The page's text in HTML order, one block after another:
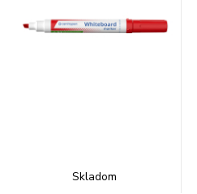
Skladom